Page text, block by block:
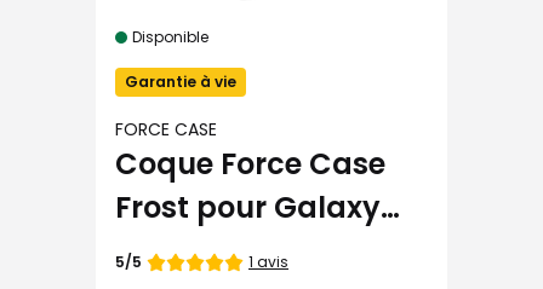
Disponible
Garantie à vie
FORCE CASE
Coque Force Case
Frost pour Galaxy
S26
Note
5/5 1 avis